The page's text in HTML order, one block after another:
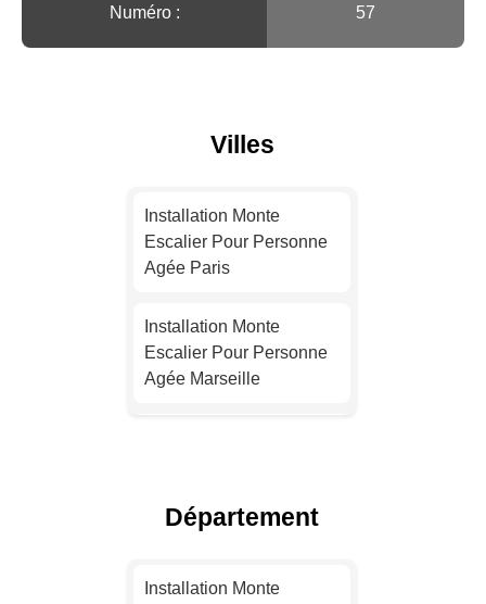
Numéro : 57
Villes
Installation Monte
Escalier Pour Personne
Agée Paris
Installation Monte
Escalier Pour Personne
Agée Marseille
Agée Toulouse
Département
Installation Monte